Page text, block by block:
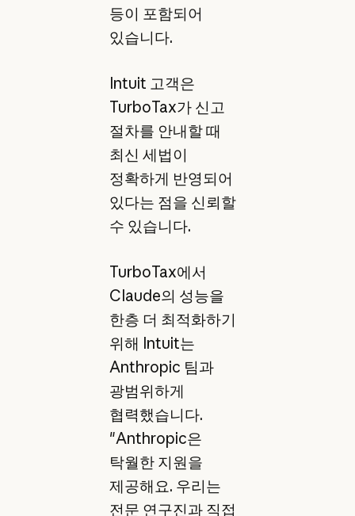
등이 포함되어
있습니다.
Intuit 고객은
TurboTax가 신고
절차를 안내할 때
최신 세법이
정확하게 반영되어
있다는 점을 신뢰할
수 있습니다.
TurboTax에서
Claude의 성능을
한층 더 최적화하기
위해 Intuit는
Anthropic 팀과
광범위하게
협력했습니다.
"Anthropic은
탁월한 지원을
제공해요. 우리는
전문 연구진과 직접